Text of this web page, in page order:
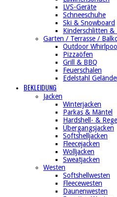
LVS-Geräte
Schneeschuhe
Ski & Snowboard
Kinderschlitten &
Garten / Terrasse /
Outdoor
Pizzaöfen
Grill & BBQ
Feuerschalen
Edelstahl
BEKLEIDUNG
Jacken
Winterjacken
Parkas & Mäntel
Hardshell- &
Übergangsjacken
Softshelljacken
Fleecejacken
Wolljacken
Sweatjacken
Westen
Softshellwesten
Fleecewesten
Daunenwesten